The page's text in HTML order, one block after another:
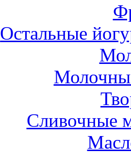
Остальные
Сливочные